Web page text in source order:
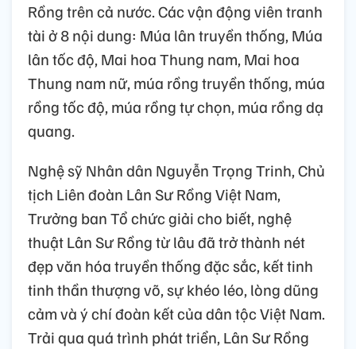
Rồng trên cả nước. Các vận động viên tranh
tài ở 8 nội dung: Múa lân truyền thống, Múa
lân tốc độ, Mai hoa Thung nam, Mai hoa
Thung nam nữ, múa rồng truyền thống, múa
rồng tốc độ, múa rồng tự chọn, múa rồng dạ
quang.
Nghệ sỹ Nhân dân Nguyễn Trọng Trinh, Chủ
tịch Liên đoàn Lân Sư Rồng Việt Nam,
Trưởng ban Tổ chức giải cho biết, nghệ
thuật Lân Sư Rồng từ lâu đã trở thành nét
đẹp văn hóa truyền thống đặc sắc, kết tinh
tinh thần thượng võ, sự khéo léo, lòng dũng
cảm và ý chí đoàn kết của dân tộc Việt Nam.
Trải qua quá trình phát triển, Lân Sư Rồng